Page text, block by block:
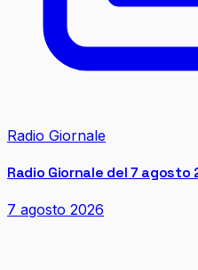
Radio Giornale
Radio Giornale del 7 agosto
7 agosto 2026